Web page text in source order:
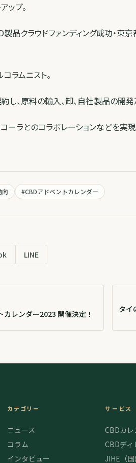
ップ。
品クラウドファンディング成功・東
ラムニスト。
、原料の輸入、卸、自社製品の開発
ーラとのコラボレーションなどを実
向 #CBDアドベントカレンダー
LINE
カレンダー2023 開催決定！
タイ
カテゴリー
ニュース
コラム
インタビュー
サービス
CBDカレ
CBDディ
JIHE（